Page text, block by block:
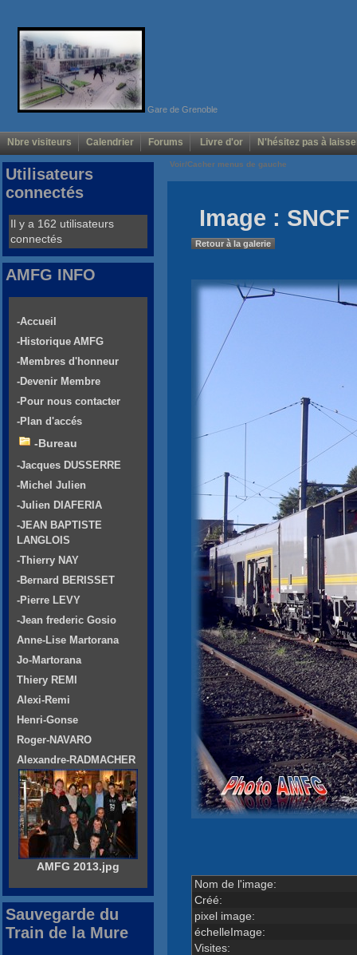
Gare de Grenoble
Nbre visiteurs Calendrier Forums Livre d'or N'hésitez pas à
Voir/Cacher menus de gauche
Image :
Retour à la galerie
Nom de l'image:
Créé:
pixel image:
échelleImage:
Visites:
Utilisateurs
connectés
Il y a 162 utilisateurs
connectés
AMFG INFO
-Accueil
-Historique AMFG
-Membres d'honneur
-Devenir Membre
-Pour nous contacter
-Plan d'accés
-Bureau
-Jacques DUSSERRE
-Michel Julien
-Julien DIAFERIA
-JEAN BAPTISTE
LANGLOIS
-Thierry NAY
-Bernard BERISSET
-Pierre LEVY
-Jean frederic Gosio
Anne-Lise Martorana
Jo-Martorana
Thiery REMI
Alexi-Remi
Henri-Gonse
Roger-NAVARO
Alexandre-RADMACHER
AMFG 2013.jpg
Sauvegarde du
Train de la Mure